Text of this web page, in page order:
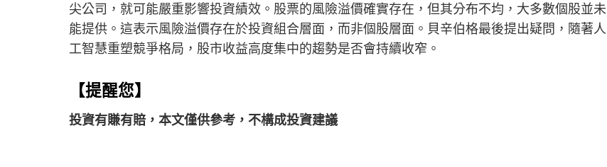
尖公司，就可能嚴重影響投資績效。股票的風險溢價確實存在，但其分布不均，大多數個股並未
能提供。這表示風險溢價存在於投資組合層面，而非個股層面。貝辛伯格最後提出疑問，隨著人
工智慧重塑競爭格局，股市收益高度集中的趨勢是否會持續收窄。
【提醒您】
投資有賺有賠，本文僅供參考，不構成投資建議